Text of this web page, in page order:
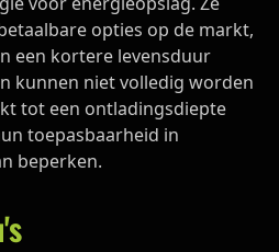
opties op de markt,
een kortere levensduur
kunnen niet volledig worden
tot een ontladingsdiepte
toepasbaarheid in
beperken.